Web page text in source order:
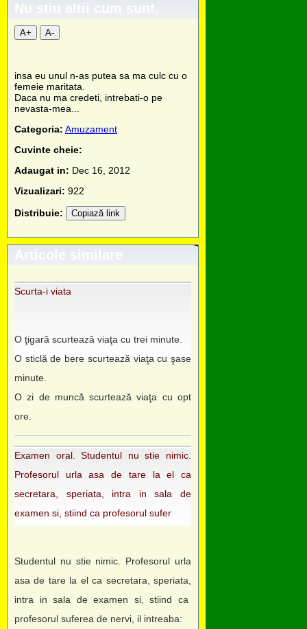
Nu stiu altii cum sunt,
A+ A-
insa eu unul n-as putea sa ma culc cu o
femeie maritata.
Daca nu ma credeti, intrebati-o pe
nevasta-mea...
Categoria: Amuzament
Cuvinte cheie:
Adaugat in: Dec 16, 2012
Vizualizari: 922
Distribuie:
Copiază link
Articole similare
Scurta-i viata
O ţigară scurtează viaţa cu trei minute.
O sticlă de bere scurtează viaţa cu şase
minute.
O zi de muncă scurtează viaţa cu opt
ore.
Examen oral. Studentul nu stie nimic.
Profesorul urla asa de tare la el ca
secretara, speriata, intra in sala de
examen si, stiind ca profesorul sufer
Studentul nu stie nimic. Profesorul urla
asa de tare la el ca secretara, speriata,
intra in sala de examen si, stiind ca
profesorul suferea de nervi, il intreaba: